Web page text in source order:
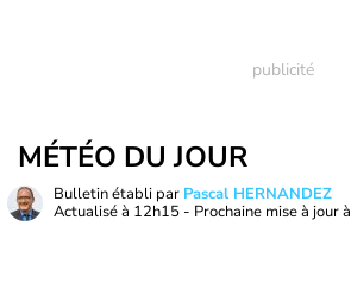
MÉTÉO DU JOUR
Bulletin établi par Pascal HERNANDEZ
Actualisé à 12h15 - Prochaine mise à jour à